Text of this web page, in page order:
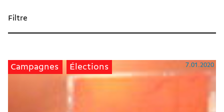
Filtre
Campagnes Élections 7.01.2020